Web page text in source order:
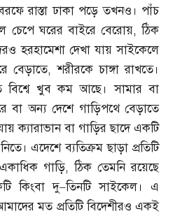
রাস্তা ঢাকা পড়ে তখনও। পাঁচ
চেপে ঘরের বাইরে বেরোয়,ঠিক
হরহামেশা দেখা যায় সাইকেলে
বেড়াতে,শরীরকে চাঙ্গা রাখতে।
বিশ্বে খুব কম আছে। সামার বা
বা অন্য দেশে গাড়িপথে বেড়াতে
ক্যারাভান বা গাড়ির ছাদে একটি
এদেশে ব্যতিক্রম ছাড়া প্রতিটি
গাড়ি,ঠিক তেমনি রয়েছে
কিংবা দু–তিনটি সাইকেল। এ
মত প্রতিটি বিদেশীরও একই